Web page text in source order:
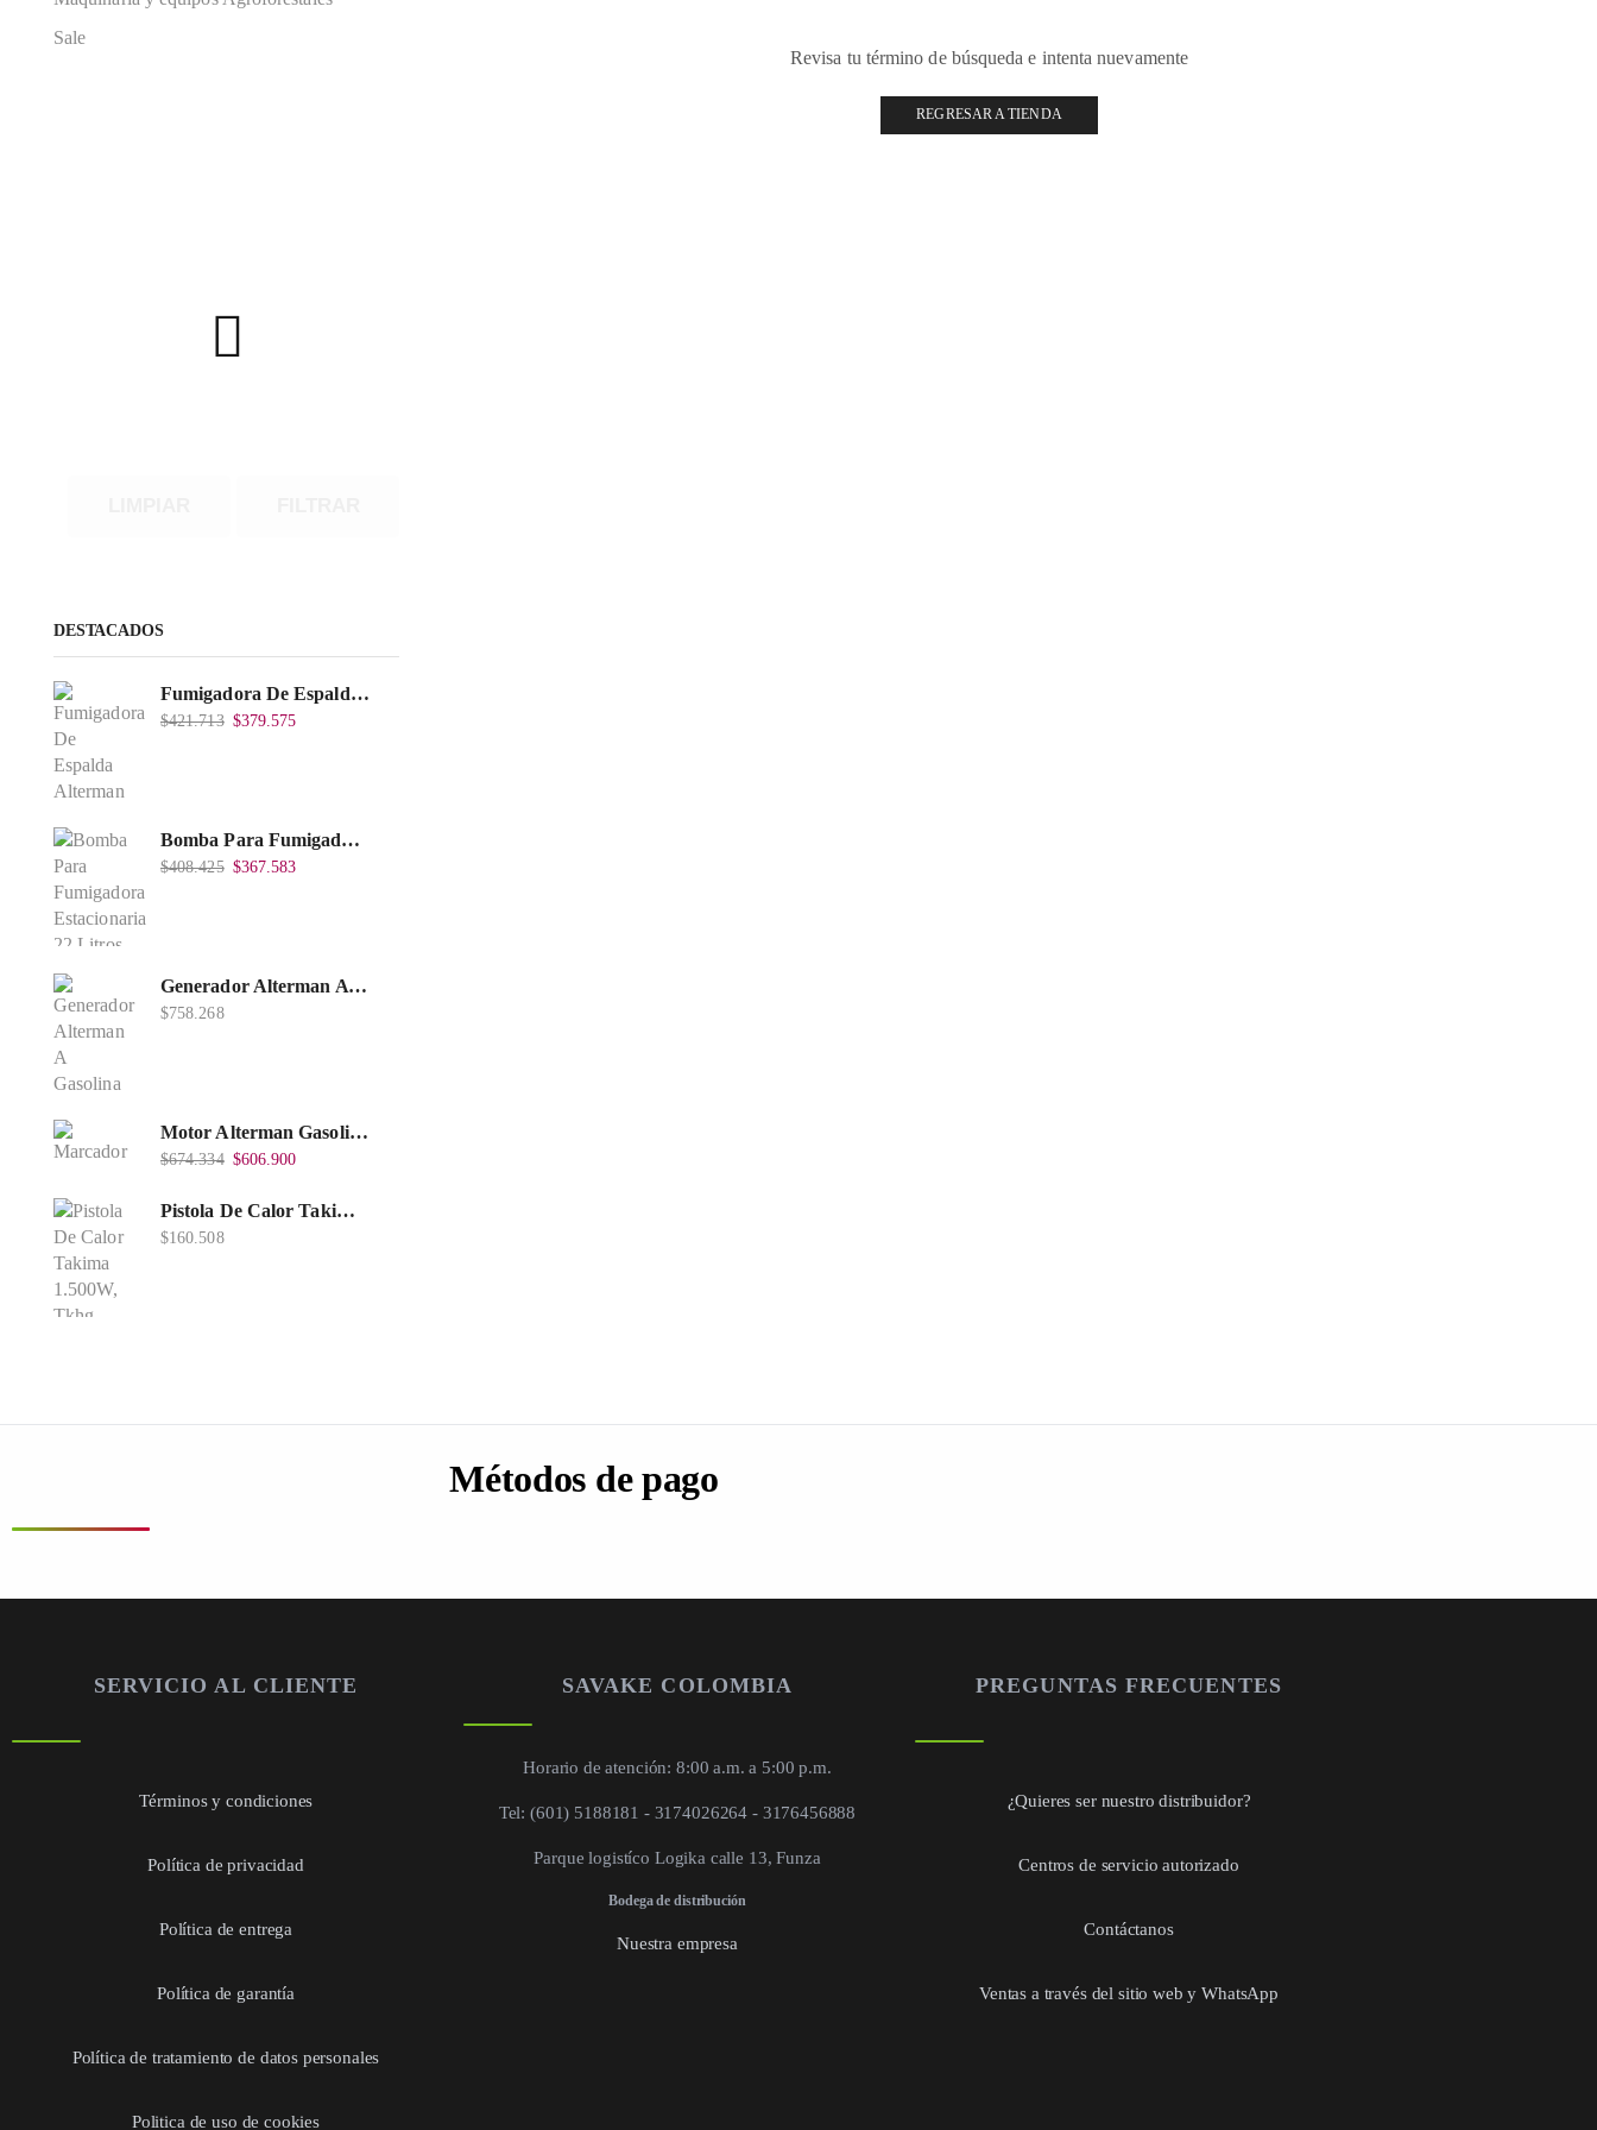
Revisa tu término de búsqueda e intenta nuevamente
REGRESAR A TIENDA
Sale
DESTACADOS
Fumigadora De Espalda Alterman A Baterí­a 12V/12Ah, 20Litros, Xkes20.
$421.713 $379.575
Bomba Para Fumigadora Estacionaria 22 Litros, Xp22-I.
$408.425 $367.583
Generador Alterman A Gasolina 2T, 950W, Encendido Manual, 120 V, Con Chasis, EGG950-I.
$758.268
Motor Alterman Gasolina 4T, 6.5Hp Eje Cuña/Rosca 3/4", Xge65K.
$674.334 $606.900
Pistola De Calor Takima 1.500W, Tkhg-1500.
$160.508
Métodos de pago
SERVICIO AL CLIENTE
Términos y condiciones
Política de privacidad
Política de entrega
Política de garantía
Política de tratamiento de datos personales
Politica de uso de cookies
SAVAKE COLOMBIA
Horario de atención: 8:00 a.m. a 5:00 p.m.
Tel: (601) 5188181 - 3174026264 - 3176456888
Parque logistíco Logika calle 13, Funza
Bodega de distribución
Nuestra empresa
PREGUNTAS FRECUENTES
¿Quieres ser nuestro distribuidor?
Centros de servicio autorizado
Contáctanos
Ventas a través del sitio web y WhatsApp